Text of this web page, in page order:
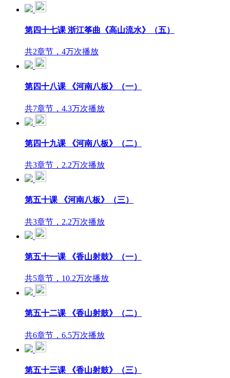
第四十七课 浙江筝曲《高山流水》（五）
共2章节，4万次播放
第四十八课 《河南八板》（一）
共7章节，4.3万次播放
第四十九课 《河南八板》（二）
共3章节，2.2万次播放
第五十课 《河南八板》（三）
共3章节，2.2万次播放
第五十一课 《香山射鼓》（一）
共5章节，10.2万次播放
第五十二课 《香山射鼓》（二）
共6章节，6.5万次播放
第五十三课 《香山射鼓》（三）